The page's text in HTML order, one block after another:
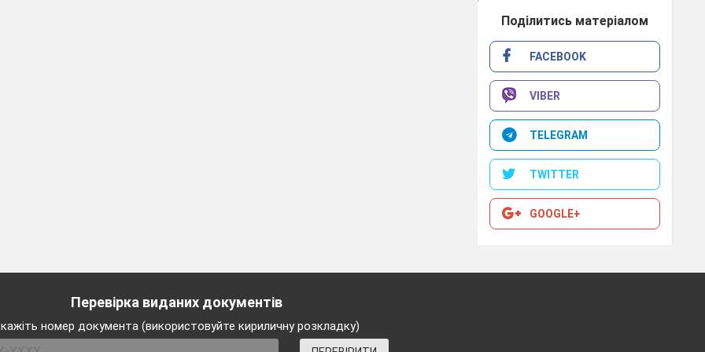
Поділитись матеріалом
FACEBOOK
VIBER
TELEGRAM
TWITTER
GOOGLE+
Перевірка виданих документів
номер документа (використовуйте кириличну розкладку)